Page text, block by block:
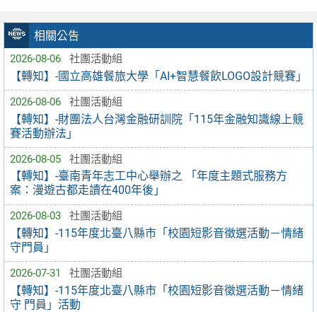
相關公告
2026-08-06 社團活動組
【轉知】-國立高雄餐旅大學「AI+智慧餐飲LOGO設計競賽」
2026-08-06 社團活動組
【轉知】-財團法人台灣金融研訓院「115年金融知識線上競
賽活動辦法」
2026-08-05 社團活動組
【轉知】-臺南青年志工中心舉辦之 「年度主題式服務方
案：漫遊古都走讀在400年後」
2026-08-03 社團活動組
【轉知】-115年度北臺八縣市「校園短影音徵選活動－情緒
守門員」
2026-07-31 社團活動組
【轉知】-115年度北臺八縣市「校園短影音徵選活動－情緒
守 門員」活動